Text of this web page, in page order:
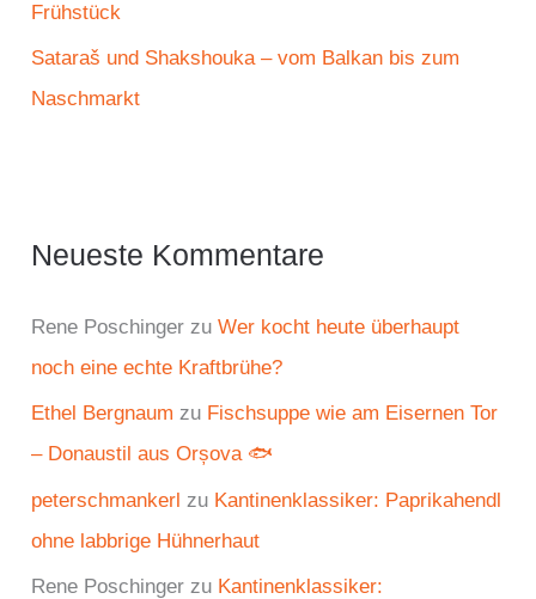
Frühstück
Sataraš und Shakshouka – vom Balkan bis zum
Naschmarkt
Neueste Kommentare
Rene Poschinger zuWer kocht heute überhaupt
noch eine echte Kraftbrühe?
Ethel Bergnaum zu Fischsuppe wie am Eisernen Tor
– Donaustil aus Orșova 🐟
peterschmankerl zu Kantinenklassiker: Paprikahendl
ohne labbrige Hühnerhaut
Rene Poschinger zu Kantinenklassiker: